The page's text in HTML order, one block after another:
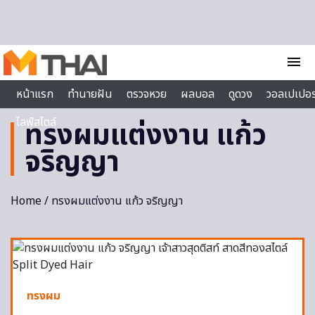
menu
หน้าแรก
ทำนายฝัน ตรวจหวย ผลบอล ดูดวง
วอลเปเป
ไลฟ์สไตล์
ทรงผมแต่งงาน แก้ว
จริญญา
Home/ ทรงผมแต่งงาน แก้ว จริญญา
ทรงผม